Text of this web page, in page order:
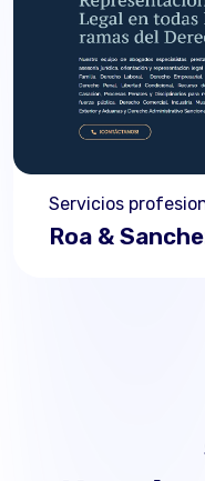
Servicios
Roa &